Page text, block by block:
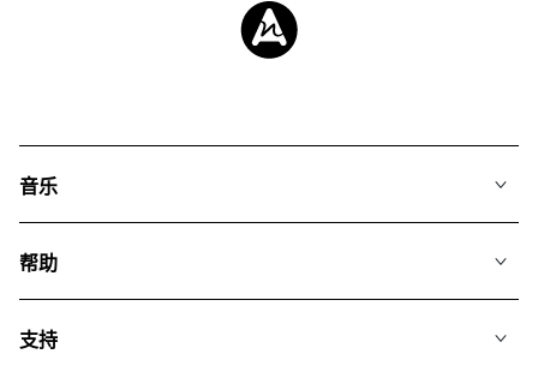
音乐
搜索
专辑
帮助
我们如何运用AI
支持